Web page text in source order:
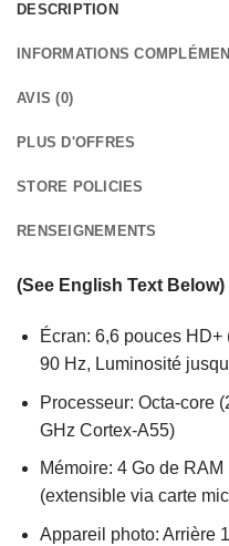
DESCRIPTION
INFORMATIONS
AVIS (0)
PLUS D'OFFRES
STORE POLICIES
RENSEIGNEMENTS
(See English Text Below)
Écran: 6,6 pouces
90 Hz, Luminosité
Processeur: Octa-core
GHz Cortex-A55)
Mémoire: 4 Go de
(extensible via carte
Appareil photo: Arrière